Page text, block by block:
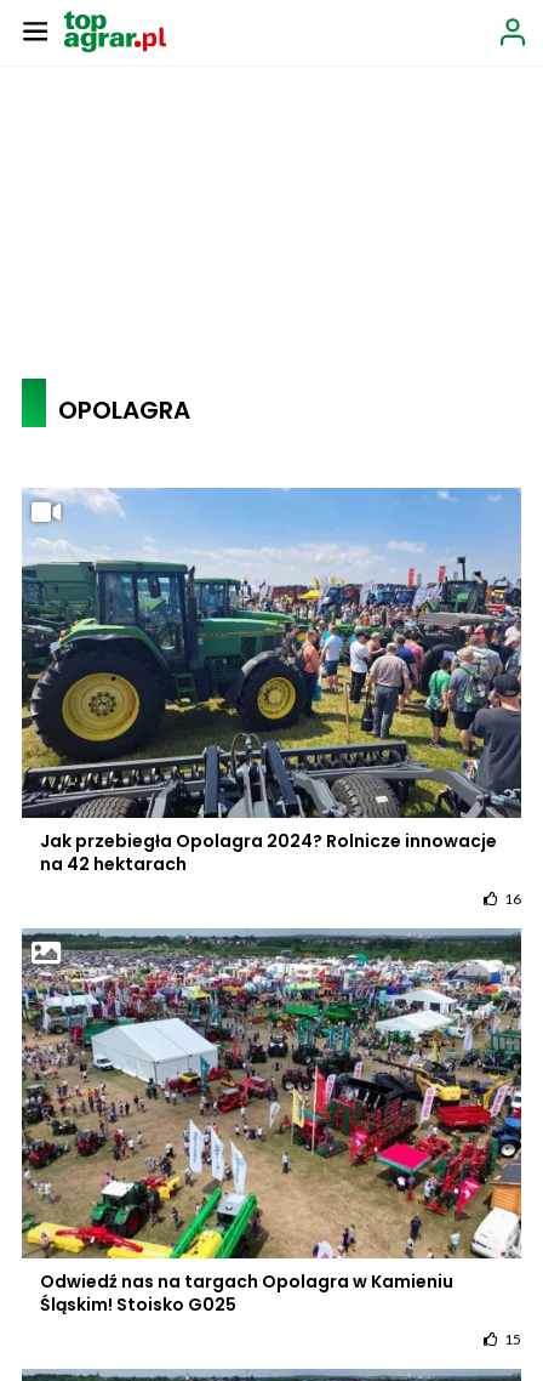
OPOLAGRA
Jak przebiegła Opolagra 2024? Rolnicze innowacje
na 42 hektarach
16
Odwiedź nas na targach Opolagra w Kamieniu
Śląskim! Stoisko G025
15